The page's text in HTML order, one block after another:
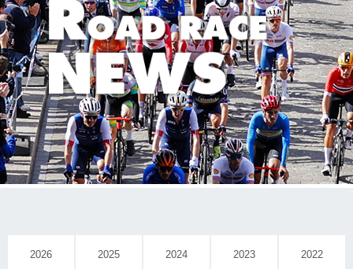
2026 2025 2024 2023 2022